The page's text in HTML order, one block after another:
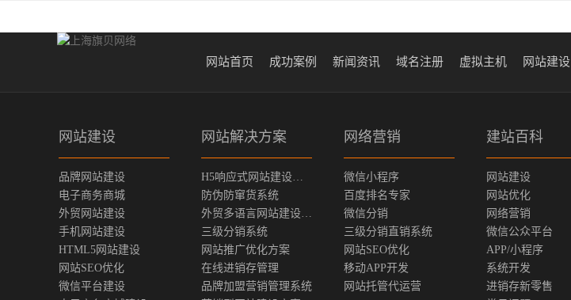
网站首页 成功案例 新闻资讯 域名注册 虚拟主机 网站建设
网站建设
品牌网站建设
电子商务商城
外贸网站建设
手机网站建设
HTML5网站建设
网站SEO优化
微信平台建设
网站解决方案
防伪防窜货系统
三级分销系统
网站推广优化方案
在线进销存管理
品牌加盟营销管理系统
网络营销
微信小程序
百度排名专家
微信分销
三级分销直销系统
网站SEO优化
移动APP开发
网站托管代运营
建站百科
网站建设
网站优化
网络营销
微信公众平台
APP/小程序
系统开发
进销存新零售